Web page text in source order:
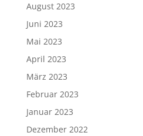
August 2023
Juni 2023
Mai 2023
April 2023
März 2023
Februar 2023
Januar 2023
Dezember 2022